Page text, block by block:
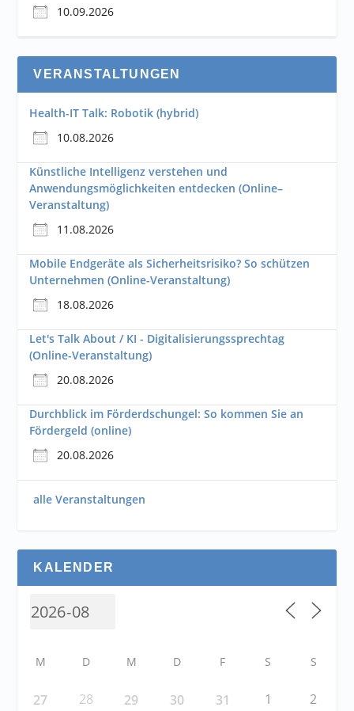
10.09.2026
VERANSTALTUNGEN
Health-IT Talk: Robotik (hybrid)
10.08.2026
Künstliche Intelligenz verstehen und
Anwendungsmöglichkeiten entdecken (Online–
Veranstaltung)
11.08.2026
Mobile Endgeräte als Sicherheitsrisiko? So schützen
Unternehmen (Online-Veranstaltung)
18.08.2026
Let's Talk About / KI - Digitalisierungssprechtag
(Online-Veranstaltung)
20.08.2026
Durchblick im Förderdschungel: So kommen Sie an
Fördergeld (online)
20.08.2026
alle Veranstaltungen
KALENDER
M D M D F S S
27 28 29 30 31 1 2